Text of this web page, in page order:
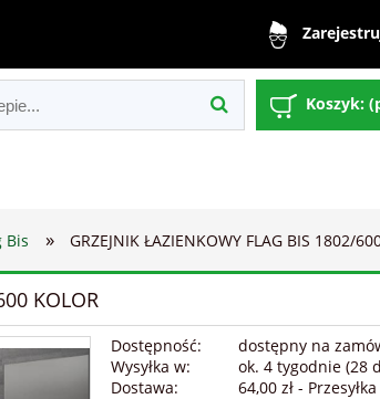
Koszyk:
Bis » GRZEJNIK ŁAZIENKOWY FLAG BIS 1802/
KOLOR
Dostępność:
dostępny na
Wysyłka w:
ok. 4 tygodnie (28
Dostawa:
64,00 zł -